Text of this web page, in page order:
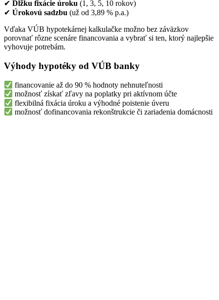
✔ Dĺžku fixácie úroku (1, 3, 5, 10 rokov)
✔ Úrokovú sadzbu (už od 3,89 % p.a.)
Vďaka VÚB hypotekárnej kalkulačke možno bez záväzkov
porovnať rôzne scenáre financovania a vybrať si ten, ktorý najlepšie
vyhovuje potrebám.
Výhody hypotéky od VÚB banky
financovanie až do 90 % hodnoty nehnuteľnosti
možnosť získať zľavy na poplatky pri aktívnom účte
flexibilná fixácia úroku a výhodné poistenie úveru
možnosť dofinancovania rekonštrukcie či zariadenia domácnosti